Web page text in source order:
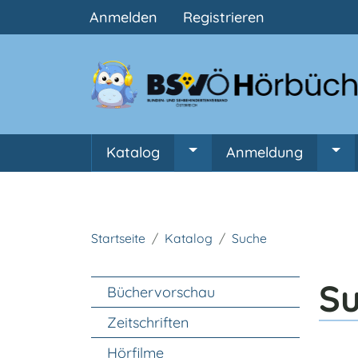
Benutzermenü
Anmelden Registrieren
Hauptnavigation
Katalog Untermenü von Katalog
Anmeldung
Startseite Katalog Suche
Unter Navigation
Büchervorschau
Zeitschriften
Hörfilme